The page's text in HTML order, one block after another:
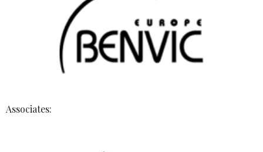
Associates: